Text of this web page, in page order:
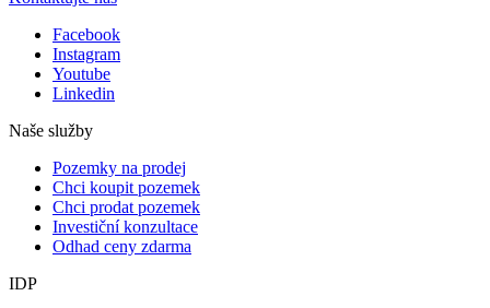
Facebook
Instagram
Youtube
Linkedin
Naše služby
Pozemky na prodej
Chci koupit pozemek
Chci prodat pozemek
Investiční konzultace
Odhad ceny zdarma
IDP